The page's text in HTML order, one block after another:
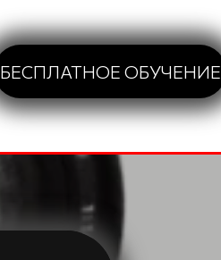
БЕСПЛАТНОЕ ОБУЧЕНИЕ